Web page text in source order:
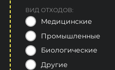
ВИД ОТХОДОВ:
Медицинские
Промышленные
Биологические
Другие